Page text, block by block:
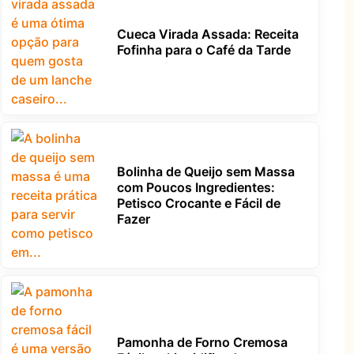
Cueca Virada Assada: Receita
Fofinha para o Café da Tarde
Bolinha de Queijo sem Massa
com Poucos Ingredientes:
Petisco Crocante e Fácil de
Fazer
Pamonha de Forno Cremosa